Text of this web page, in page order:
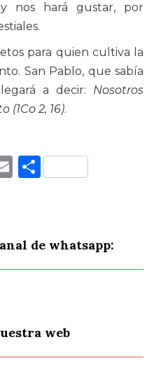
y nos hará gustar, por
para quien cultiva la
San Pablo, que sabía
a decir: Nosotros
(1Co 2, 16).
Email
de whatsapp:
web